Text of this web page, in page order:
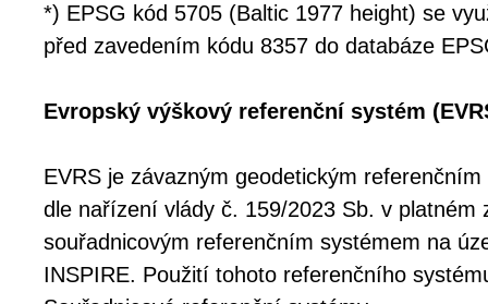
*) EPSG kód 5705 (Baltic 1977 height) se
před zavedením kódu 8357 do databáze
Evropský výškový referenční systém
EVRS je závazným geodetickým
dle nařízení vlády č. 159/2023 Sb. v platném
souřadnicovým referenčním systémem na
INSPIRE. Použití tohoto referenčního